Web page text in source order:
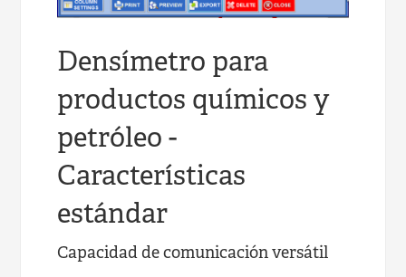
Densímetro para
productos químicos y
petróleo -
Características
estándar
Capacidad de comunicación versátil